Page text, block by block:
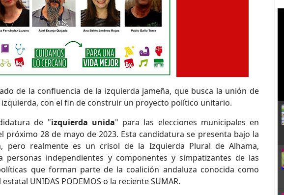
de la confluencia de la izquierda jameña, que busca la unión de
con el fin de construir un proyecto político unitario.
de "izquierda unida" para las elecciones municipales en
próximo 28 de mayo de 2023. Esta candidatura se presenta bajo la
pero realmente es un crisol de la Izquierda Plural de Alhama,
personas independientes y componentes y simpatizantes de las
que forman parte de la coalición andaluza conocida como
estatal UNIDAS PODEMOS o la reciente SUMAR.